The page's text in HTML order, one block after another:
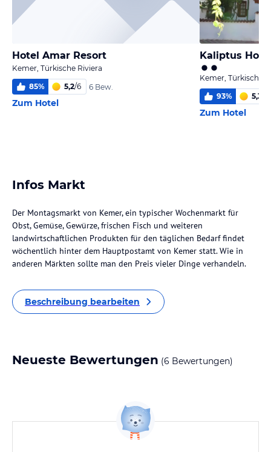
Hotel Amar Resort
Kemer, Türkische Riviera
85% 5,2/6 6 Bew.
Zum Hotel
Kaliptus
Kemer, Türkische
93% 5,3
Zum Hotel
Infos Markt
Der Montagsmarkt von Kemer, ein typischer Wochenmarkt für
Obst, Gemüse, Gewürze, frischen Fisch und weiteren
landwirtschaftlichen Produkten für den täglichen Bedarf findet
wöchentlich hinter dem Hauptpostamt von Kemer statt. Wie in
anderen Märkten sollte man den Preis vieler Dinge verhandeln.
Beschreibung bearbeiten
Neueste Bewertungen (6 Bewertungen)